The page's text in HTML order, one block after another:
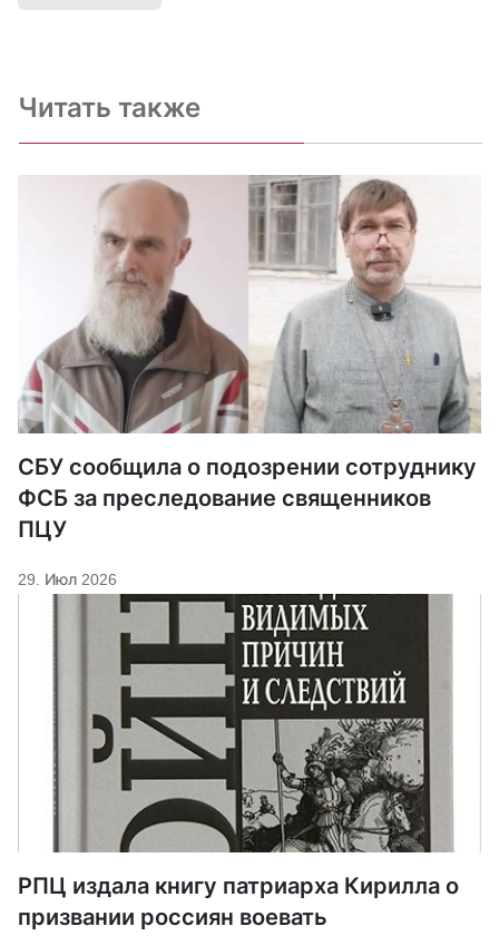
Читать также
СБУ сообщила о подозрении сотруднику
ФСБ за преследование священников
ПЦУ
29. Июл 2026
РПЦ издала книгу патриарха Кирилла о
призвании россиян воевать